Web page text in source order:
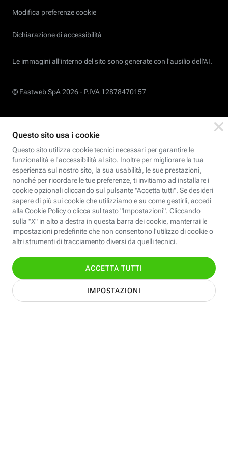
Modifica preferenze cookie
Dichiarazione di accessibilità
Le immagini all’interno del sito sono generate con l'ausilio dell'AI.
© Fastweb SpA 2026 - P.IVA 12878470157